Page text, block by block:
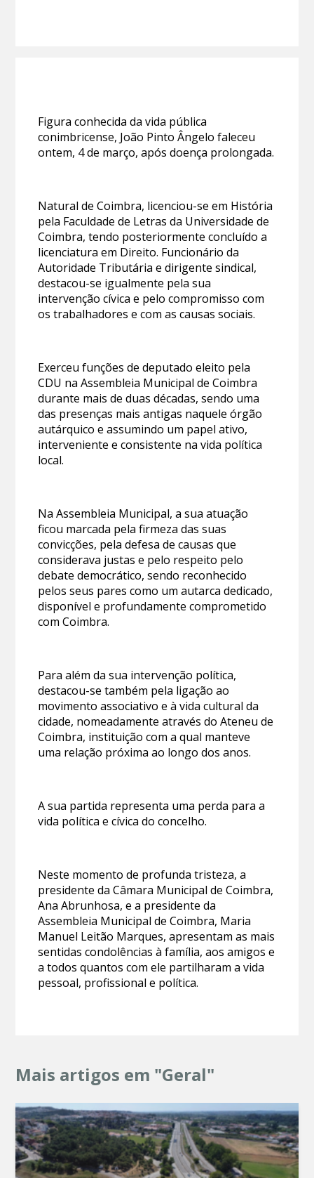
Figura conhecida da vida pública
conimbricense, João Pinto Ângelo faleceu
ontem, 4 de março, após doença prolongada.
Natural de Coimbra, licenciou-se em História
pela Faculdade de Letras da Universidade de
Coimbra, tendo posteriormente concluído a
licenciatura em Direito. Funcionário da
Autoridade Tributária e dirigente sindical,
destacou-se igualmente pela sua
intervenção cívica e pelo compromisso com
os trabalhadores e com as causas sociais.
Exerceu funções de deputado eleito pela
CDU na Assembleia Municipal de Coimbra
durante mais de duas décadas, sendo uma
das presenças mais antigas naquele órgão
autárquico e assumindo um papel ativo,
interveniente e consistente na vida política
local.
Na Assembleia Municipal, a sua atuação
ficou marcada pela firmeza das suas
convicções, pela defesa de causas que
considerava justas e pelo respeito pelo
debate democrático, sendo reconhecido
pelos seus pares como um autarca dedicado,
disponível e profundamente comprometido
com Coimbra.
Para além da sua intervenção política,
destacou-se também pela ligação ao
movimento associativo e à vida cultural da
cidade, nomeadamente através do Ateneu de
Coimbra, instituição com a qual manteve
uma relação próxima ao longo dos anos.
A sua partida representa uma perda para a
vida política e cívica do concelho.
Neste momento de profunda tristeza, a
presidente da Câmara Municipal de Coimbra,
Ana Abrunhosa, e a presidente da
Assembleia Municipal de Coimbra, Maria
Manuel Leitão Marques, apresentam as mais
sentidas condolências à família, aos amigos e
a todos quantos com ele partilharam a vida
pessoal, profissional e política.
Mais artigos em "Geral"